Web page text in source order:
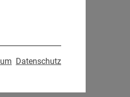
Datenschutz